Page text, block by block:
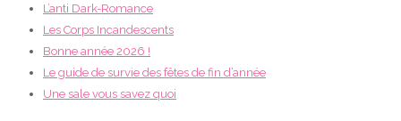
L’anti Dark-Romance
Les Corps Incandescents
Bonne année 2026 !
Le guide de survie des fêtes de fin d’année
Une sale vous savez quoi